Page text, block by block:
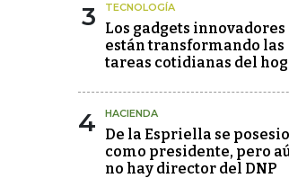
3 TECNOLOGÍA
Los gadgets innovadores
están transformando las
tareas cotidianas del
4 HACIENDA
De la Espriella se
como presidente, pero
no hay director del DNP